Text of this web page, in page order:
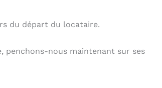
du départ du locataire.
penchons-nous maintenant sur ses